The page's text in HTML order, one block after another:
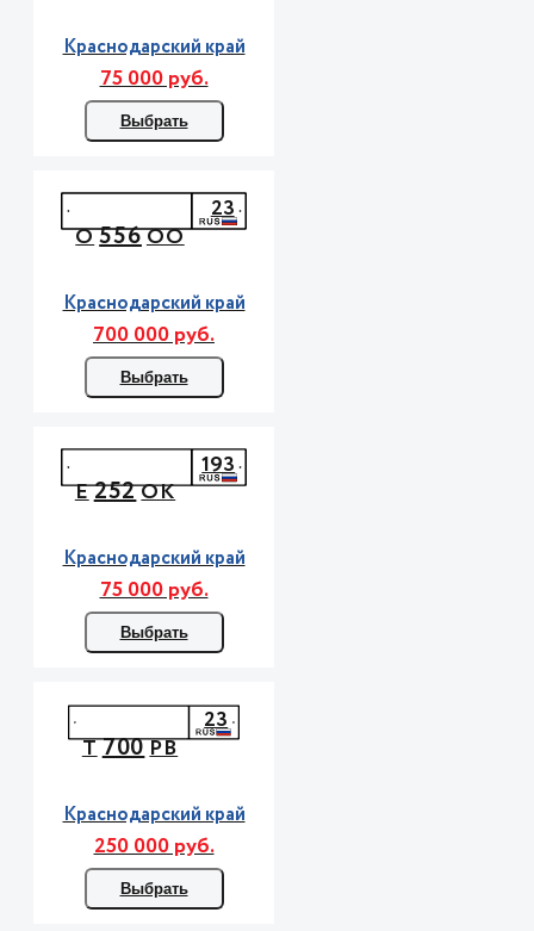
Краснодарский край
75 000 руб.
Выбрать
О556ОО
23
Краснодарский край
700 000 руб.
Выбрать
Е252ОК
193
Краснодарский край
75 000 руб.
Выбрать
Т700РВ
23
Краснодарский край
250 000 руб.
Выбрать